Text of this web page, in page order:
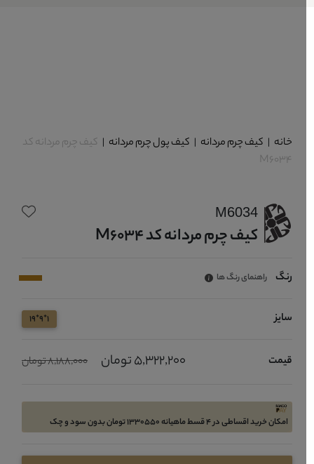
خانه | کیف چرم مردانه| کیف پول چرم مردانه| کیف چرم مردانه کد
M6034
M6034
کیف چرم مردانه کد M6034
رنگ راهنمای رنگ ها
سایز
قیمت 5,322,200 تومان 8,188,000 تومان
امکان خرید اقساطی در 4 قسط ماهیانه 1330550 تومان بدون سود و چک